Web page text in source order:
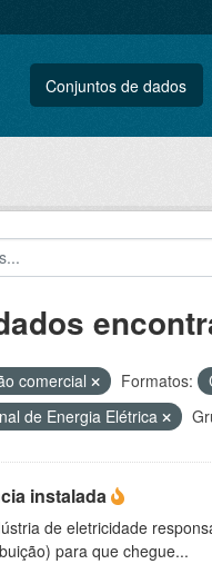
Conjuntos de dados
comercial Formatos:
de Energia Elétrica
instalada
de eletricidade
para que chegue...